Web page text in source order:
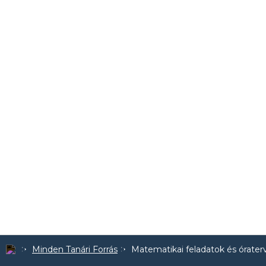
Minden Tanári Forrás Matematikai feladatok és